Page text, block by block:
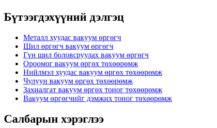
Бүтээгдэхүүний дэлгэц
Металл хуудас вакуум өргөгч
Шил өргөгч вакуум өргөгч
Гүн шил боловсруулах вакуум өргөгч
Ороомог вакуум өргөх төхөөрөмж
Нийлмэл хуудас вакуум өргөх төхөөрөмж
Чулуун вакуум өргөх төхөөрөмж
Захиалгат вакуум өргөх тоног төхөөрөмж
Вакуум өргөгчийг дэмжих тоног төхөөрөмж
Салбарын хэрэглээ